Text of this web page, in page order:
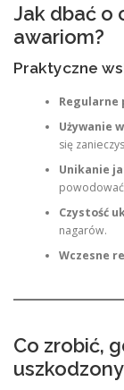
Jak dbać o
awariom?
Praktyczne
Regularne
Używanie
się
Unikanie
Czystość
nagarów.
Wczesne
Co zrobić,